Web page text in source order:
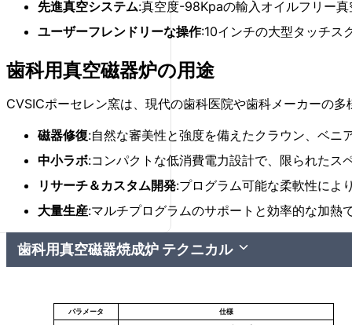
先進真空システム:真空度-98Kpaの輸入オイルフリー
ユーザーフレンドリーな操作:10インチの大型タッチス
歯科用真空磁器炉の用途
CVSICポーセレン窯は、現代の歯科医院や歯科メーカーの
磁器修復:自然な審美性と強度を備えたクラウン、ベニ
中小ラボ:コンパクトな低消費電力設計で、限られたス
リサーチ＆カスタム開発:プログラム可能な柔軟性によ
大量生産:マルチプログラムのサポートと効率的な加熱
歯科用真空磁器焼成炉 テクニカル
パラメータ 仕様